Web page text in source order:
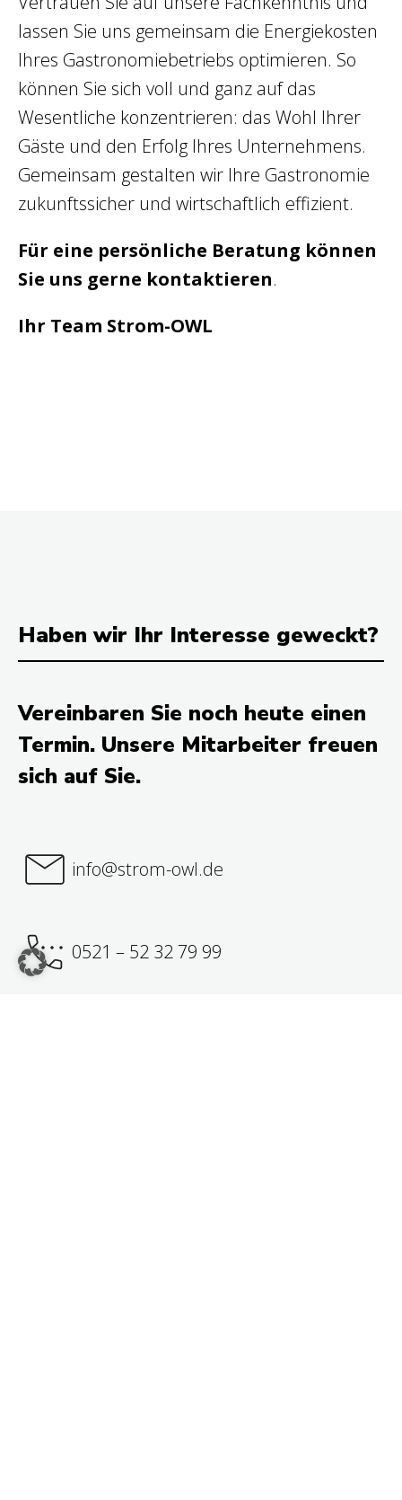
lassen Sie uns gemeinsam die Energiekosten
Ihres Gastronomiebetriebs optimieren. So
können Sie sich voll und ganz auf das
Wesentliche konzentrieren: das Wohl Ihrer
Gäste und den Erfolg Ihres Unternehmens.
Gemeinsam gestalten wir Ihre Gastronomie
zukunftssicher und wirtschaftlich effizient.
Für eine persönliche Beratung können
Sie uns gerne kontaktieren.
Ihr Team Strom-OWL
Haben wir Ihr Interesse geweckt?
Vereinbaren Sie noch heute einen
Termin. Unsere Mitarbeiter freuen
sich auf Sie.
info@strom-owl.de
0521 – 52 32 79 99